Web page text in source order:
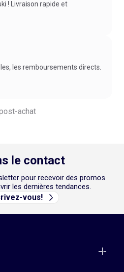
! Livraison rapide et
les remboursements directs.
achat
le contact
pour recevoir des promos
les dernières tendances.
vous!